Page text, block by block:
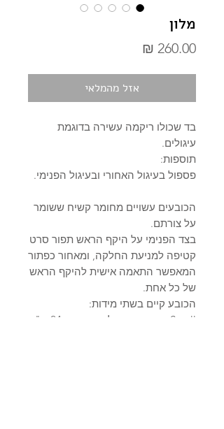
מלון
אזל מהמלאי
בד שכולו ריקמה עשירה בדוגמת
עיגולים.
תוספות:
פספול בעיגול האחורי ובעיגול הפנימי.
הכובעים עשויים מחומר קשיח ששומר
על צורתם.
בצד הפנימי על היקף הראש תפור סרט
קטיפה למניעת החלקה, ומאחור כפתור
המאפשר התאמה אישית להיקף הראש
של כל אחת.
הכובע קיים בשתי מידות:
Small - קוטר העיגול האחורי כ-24 ס"מ